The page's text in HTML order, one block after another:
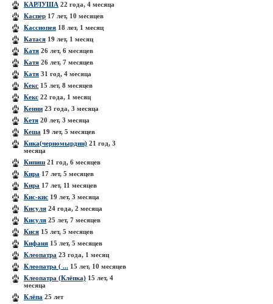
КАРЛУША 22 года, 4 месяца
Каспер 17 лет, 10 месяцев
Кассиопея 18 лет, 1 месяц
Катася 19 лет, 1 месяц
Катя 26 лет, 6 месяцев
Катя 26 лет, 7 месяцев
Катя 31 год, 4 месяца
Кекс 15 лет, 8 месяцев
Кекс 22 года, 1 месяц
Кенни 23 года, 3 месяца
Кетя 20 лет, 3 месяца
Кеша 19 лет, 5 месяцев
Кика(черномырдин) 21 год, 3
месяца
Кипиш 21 год, 6 месяцев
Кира 17 лет, 5 месяцев
Кира 17 лет, 11 месяцев
Кис-кис 19 лет, 3 месяца
Кисуля 24 года, 2 месяца
Кисуля 25 лет, 7 месяцев
Кися 15 лет, 5 месяцев
Кифаня 15 лет, 5 месяцев
Клеопатра 23 года, 1 месяц
Клеопатра ( ... 15 лет, 10 месяцев
Клеопатра (Клёпка) 15 лет, 4
месяца
Клёпа 25 лет